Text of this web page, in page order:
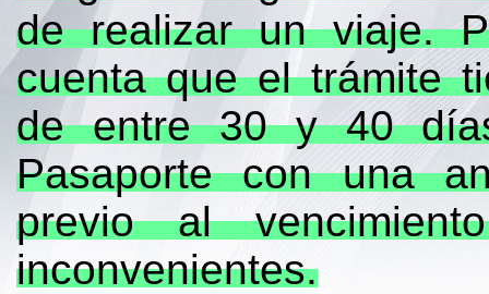
de realizar un viaje.
cuenta que el trámite
de entre 30 y 40
Pasaporte con una
previo al
inconvenientes.